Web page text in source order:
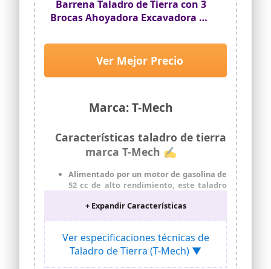
Barrena Taladro de Tierra con 3
Brocas Ahoyadora Excavadora en
Cavar Agujeros Motor Gasolina
52cc 2 Tiempos 3CV 9000rpm
Poste de Extensión+EPI+Kit
Marca: T-Mech
Ver Mejor Precio
Características taladro de tierra
marca T-Mech ✍
Alimentado por un motor de gasolina de
52 cc de alto rendimiento, este taladro
profesionales cada vez. Con un sencillo
3 brocas en tamaños distintos, de
102mm, 152mm y 203mm, junto con un
poste de extensión, hacen que sea el
+ Expandir Características
Ver especificaciones técnicas de
Taladro de Tierra (T-Mech) ▼